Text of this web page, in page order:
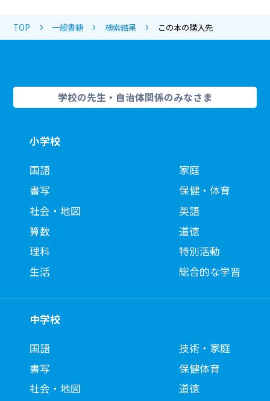
TOP 一般書籍 検索結果 この本の購入先
学校の先生・自治体関係のみなさま
小学校
国語
書写
社会・地図
算数
理科
生活
家庭
保健・体育
英語
道徳
特別活動
総合的な学習
中学校
国語
書写
社会・地図
技術・家庭
保健体育
道徳